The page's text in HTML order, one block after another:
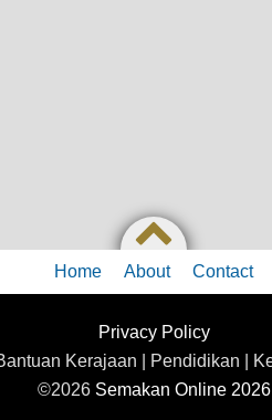
Home About Contact
Privacy Policy
Kerajaan | Pendidikan |
©2026 Semakan Online 2026